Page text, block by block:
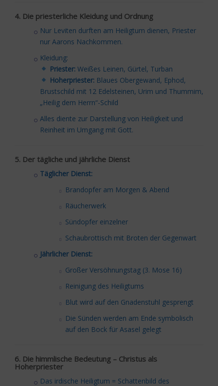
4. Die priesterliche Kleidung und Ordnung
Nur Leviten durften am Heiligtum dienen, Priester
nur Aarons Nachkommen.
Kleidung:
Priester:Weißes Leinen, Gürtel, Turban
Hoherpriester:Blaues Obergewand, Ephod,
Brustschild mit 12 Edelsteinen, Urim und Thummim,
„Heilig dem Herrn“-Schild
Alles diente zur Darstellung von Heiligkeit und
Reinheit im Umgang mit Gott.
5. Der tägliche und jährliche Dienst
Täglicher Dienst:
Brandopfer am Morgen & Abend
Räucherwerk
Sündopfer einzelner
Schaubrottisch mit Broten der Gegenwart
Jährlicher Dienst:
Großer Versöhnungstag (3. Mose 16)
Reinigung des Heiligtums
Blut wird auf den Gnadenstuhl gesprengt
Die Sünden werden am Ende symbolisch
auf den Bock für Asasel gelegt
6. Die himmlische Bedeutung – Christus als
Hoherpriester
Das irdische Heiligtum = Schattenbild des